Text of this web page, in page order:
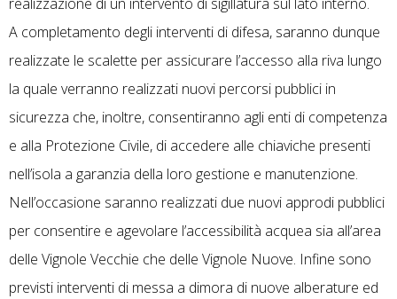
A completamento degli interventi di difesa, saranno dunque
realizzate le scalette per assicurare l’accesso alla riva lungo
la quale verranno realizzati nuovi percorsi pubblici in
sicurezza che, inoltre, consentiranno agli enti di competenza
e alla Protezione Civile, di accedere alle chiaviche presenti
nell’isola a garanzia della loro gestione e manutenzione.
Nell’occasione saranno realizzati due nuovi approdi pubblici
per consentire e agevolare l’accessibilità acquea sia all’area
delle Vignole Vecchie che delle Vignole Nuove. Infine sono
previsti interventi di messa a dimora di nuove alberature ed